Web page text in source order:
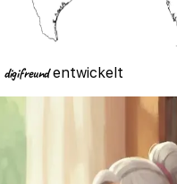
digifreundentwickelt